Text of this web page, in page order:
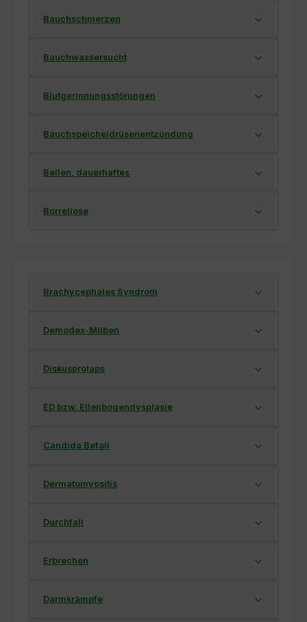
Bauchschmerzen
Bauchwassersucht
Blutgerinnungsstörungen
Bauchspeicheldrüsenentzündung
Bellen, dauerhaftes
Borreliose
Brachycephales Syndrom
Demodex-Milben
Diskusprolaps
ED bzw. Ellenbogendysplasie
Candida Befall
Dermatomyositis
Durchfall
Erbrechen
Darmkrämpfe